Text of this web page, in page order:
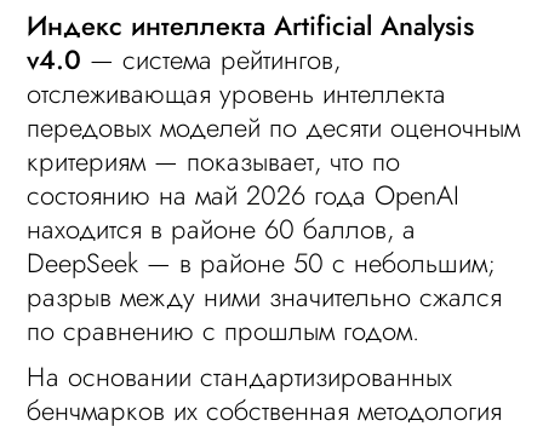
Индекс интеллекта Artificial Analysis
v4.0 — система рейтингов,
отслеживающая уровень интеллекта
передовых моделей по десяти оценочным
критериям — показывает, что по
состоянию на май 2026 года OpenAI
находится в районе 60 баллов, а
DeepSeek — в районе 50 с небольшим;
разрыв между ними значительно сжался
по сравнению с прошлым годом.
На основании стандартизированных
бенчмарков их собственная методология